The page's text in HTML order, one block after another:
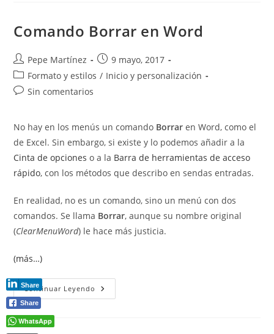
Las
Listas
Word
Comando Borrar en Word
Autor
de
la
entrada:
Pepe Martínez
Publicación
de
9 mayo, 2017
Categoría
de
Formato y estilos / Inicio y personalización
Comentarios
entrada:
Sin comentarios
No hay en los menús un comando Borraren Word, como el
de Excel. Sin embargo, si existe y lo podemos añadir a la
Cinta de opciones o a la Barra de herramientas de acceso
rápido, con los métodos que describo en sendas entradas.
En realidad, no es un comando, sino un menú con dos
comandos. Se llama Borrar, aunque su nombre original
(ClearMenuWord) le hace más justicia.
(más…)
Continuar Leyendo Comando
Borrar
Share
Share
WhatsApp